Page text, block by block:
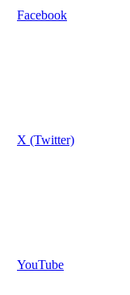
Facebook
X (Twitter)
YouTube